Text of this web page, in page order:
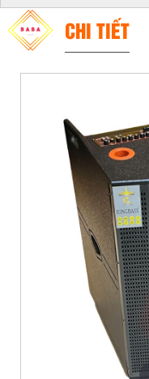
CHI TIẾT